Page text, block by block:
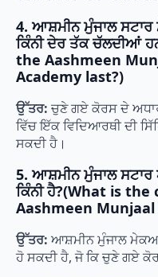
4. ਆਸ਼ਮੀਨ ਮੁੰਜਾਲ
ਕਿੰਨੀ ਦੇਰ ਤੱਕ ਚੱਲਦੀਆਂ
the Aashmeen
Academy last?)
ਉੱਤਰ: ਚੁਣੇ ਗਏ ਕੋਰਸ ਦੇ
ਵਿੱਚ ਇੱਕ ਵਿਦਿਆਰਥੀ ਦੀ
ਸਕਦੀ ਹੈ।
5. ਆਸ਼ਮੀਨ ਮੁੰਜਾਲ ਸਟਾਰ
ਕਿੰਨੀ ਹੈ?(What is
Aashmeen Munjaal
ਉੱਤਰ: ਆਸ਼ਮੀਨ ਮੁੰਜਾਲ
ਹੋ ਸਕਦੀ ਹੈ, ਜੋ ਕਿ ਚੁਣੇ ਗਏ